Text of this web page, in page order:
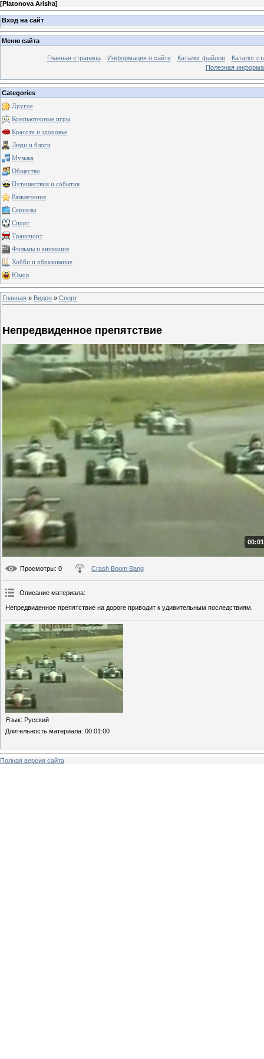
[Platonova Arisha]
Вход на сайт
Меню сайта
Главная страница Информация о сайте Каталог файлов
Каталог
Полезная
Categories
Другое
Компьютерные игры
Красота и здоровье
Люди и блоги
Музыка
Общество
Путешествия и события
Развлечения
Сериалы
Спорт
Транспорт
Фильмы и анимация
Хобби и образование
Юмор
Главная » Видео » Спорт
Непредвиденное препятствие
Просмотры: 0 Crash Boom Bang
Описание материала:
Непредвиденное препятствие на дороге приводит к удивительным последствиям.
Язык: Русский
Длительность материала: 00:01:00
Полная версия сайта